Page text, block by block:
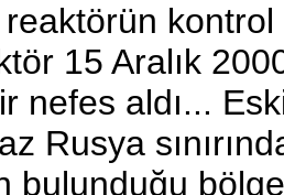
15 Aralık
nefes aldı...
Rusya
bulunduğu